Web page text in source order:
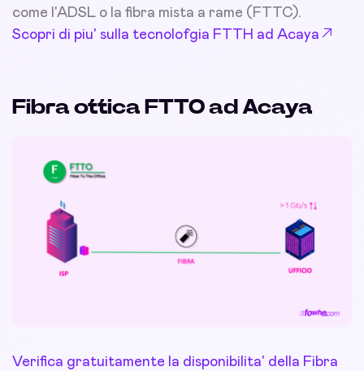
come l'ADSL o la fibra mista a rame (FTTC).
Scopri di piu' sulla tecnolofgia FTTH ad Acaya
Fibra ottica FTTO ad Acaya
Verifica gratuitamente la disponibilita' della Fibra